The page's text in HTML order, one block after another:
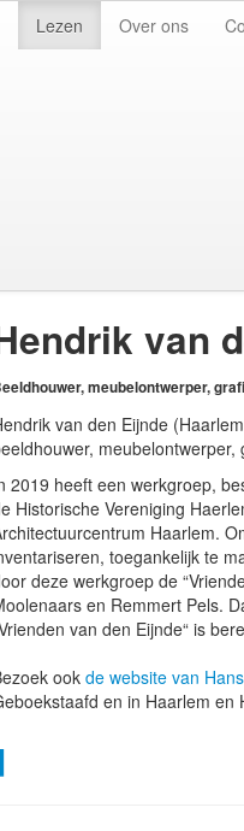
Lezen Over ons
van
meubelontwerper,
van den Eijnde
meubelontwerper,
2019 heeft een werkgroep,
Historische Vereniging
Haarlem.
toegankelijk te
deze werkgroep de
en Remmert Pels.
van den Eijnde“ is
ookde website van
en in Haarlem en